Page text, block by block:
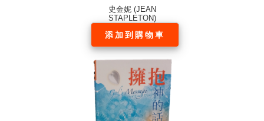
史金妮 (JEAN
STAPLETON)
添加到購物車